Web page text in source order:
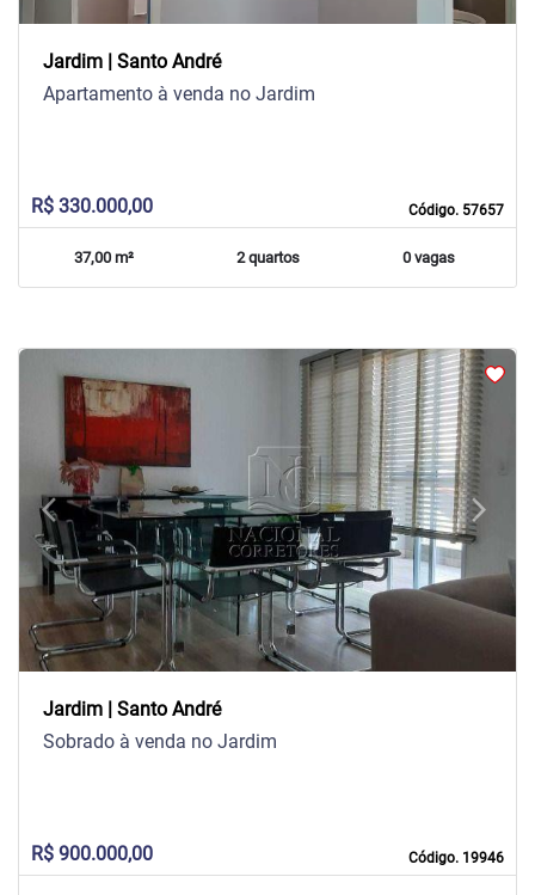
Jardim | Santo André
Código. 57657
Apartamento à venda no Jardim
R$ 330.000,00
37,00 m² 2 quartos 0 vagas
arrow_back_iosPrevious arrow_forward_iosNext
Jardim | Santo André
Código. 19946
Sobrado à venda no Jardim
R$ 900.000,00